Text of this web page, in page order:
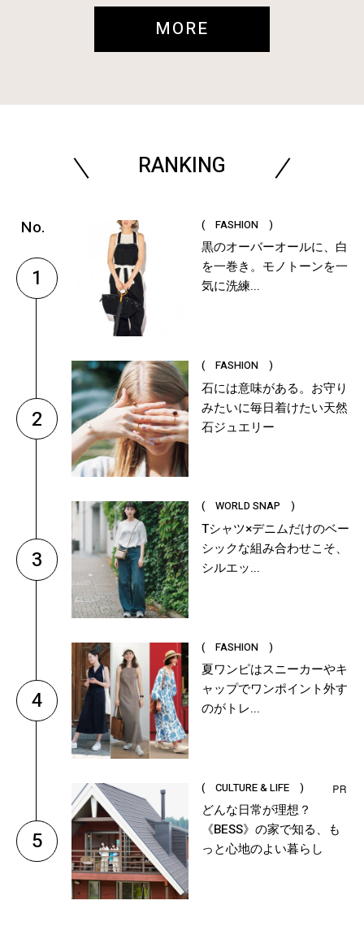
MORE
RANKING
1
( FASHION )
黒のオーバーオールに、白
を一巻き。モノトーンを一
気に洗練...
2
( FASHION )
石には意味がある。お守り
みたいに毎日着けたい天然
石ジュエリー
3
( WORLD SNAP )
Tシャツ×デニムだけのベー
シックな組み合わせこそ、
シルエッ...
4
( FASHION )
夏ワンピはスニーカーやキ
ャップでワンポイント外す
のがトレ...
5
( CULTURE & LIFE )
どんな日常が理想？
《BESS》の家で知る、も
っと心地のよい暮らし